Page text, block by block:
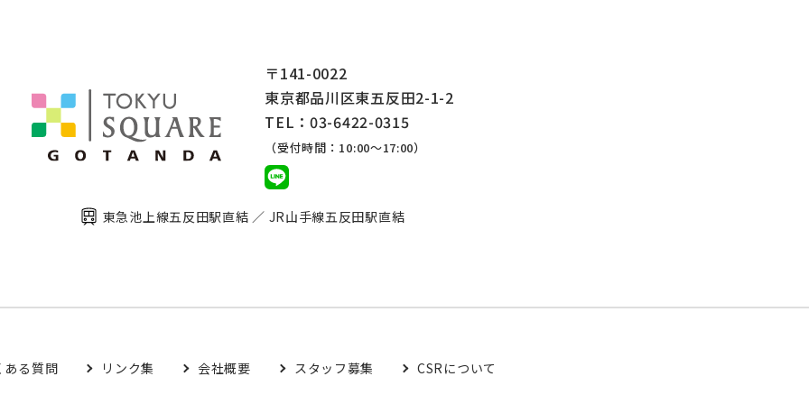
〒141-0022
東京都品川区東五反田2-1-2
TEL：03-6422-0315
（受付時間：10:00～17:00）
東急池上線五反田駅直結 ／ JR山手線五反田駅直結
ある質問 リンク集 会社概要 スタッフ募集 CSRについて